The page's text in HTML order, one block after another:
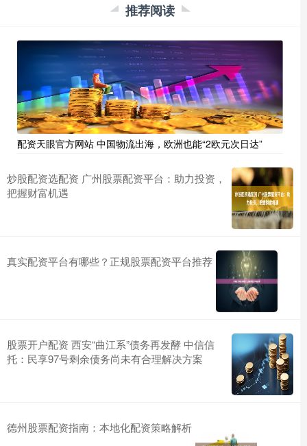
推荐阅读
配资天眼官方网站 中国物流出海，欧洲也能“2欧元次日达”
炒股配资选配资 广州股票配资平台：助力投资，
把握财富机遇
真实配资平台有哪些？正规股票配资平台推荐
股票开户配资 西安“曲江系”债务再发酵 中信信
托：民享97号剩余债务尚未有合理解决方案
德州股票配资指南：本地化配资策略解析